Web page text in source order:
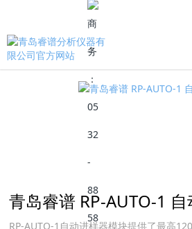
青岛睿谱 RP-AUTO-1
RP-AUTO-1自动进样器模块提供了最高